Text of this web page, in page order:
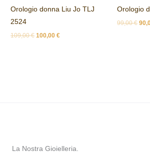
Orologio donna Liu Jo TLJ
2524
109,00€
109,00 €.
100,00€
100,00 €.
Orologio
99,00€
La Nostra Gioielleria.